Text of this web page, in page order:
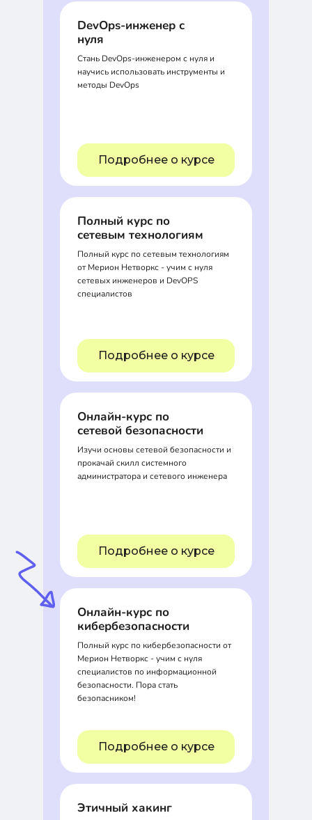
DevOps-инженер с
нуля
Стань DevOps-инженером с нуля и
научись использовать инструменты и
методы DevOps
Подробнее о курсе
Полный курс по
сетевым технологиям
Полный курс по сетевым технологиям
от Мерион Нетворкс - учим с нуля
сетевых инженеров и DevOPS
специалистов
Подробнее о курсе
Онлайн-курс по
сетевой безопасности
Изучи основы сетевой безопасности и
прокачай скилл системного
администратора и сетевого инженера
Подробнее о курсе
Онлайн-курс по
кибербезопасности
Полный курс по кибербезопасности от
Мерион Нетворкс - учим с нуля
специалистов по информационной
безопасности. Пора стать
безопасником!
Подробнее о курсе
Этичный хакинг